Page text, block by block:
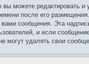
можете редактировать
после его
сообщения. Эта
и если
удалять свои